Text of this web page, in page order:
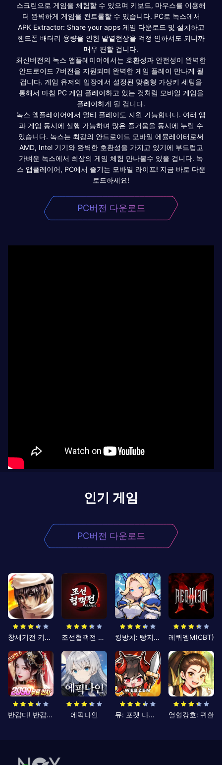
스크린으로 게임을 체험할 수 있으며 키보드, 마우스를 이용해
더 완벽하게 게임을 컨트롤할 수 있습니다. PC로 녹스에서
APK Extractor: Share your apps 게임 다운로드 및 설치하고
핸드폰 배터리 용량을 인한 발열현상을 걱정 안하셔도 되니까
매우 편할 겁니다.
최신버전의 녹스 앱플레이어에서는 호환성과 안전성이 완벽한
안드로이드 7버전을 지원되며 완벽한 게임 플레이 만나게 될
겁니다. 게임 유저의 입장에서 설정된 맞춤형 가상키 세팅을
통해서 마침 PC 게임 플레이하고 있는 것처럼 모바일 게임을
플레이하게 될 겁니다.
녹스 앱플레이어에서 멀티 플레이도 지원 가능합니다. 여러 앱
과 게임 동시에 실행 가능하며 많은 즐거움을 동시에 누릴 수
있습니다. 녹스는 최강의 안드로이드 모바일 에뮬레이터로써
AMD, Intel 기기와 완벽한 호환성을 가지고 있기에 부드럽고
가벼운 녹스에서 최상의 게임 체험 만나볼수 있을 겁니다. 녹
스 앱플레이어, PC에서 즐기는 모바일 라이프! 지금 바로 다운
로드하세요!
PC버전 다운로드
인기 게임
PC버전 다운로드
창세기전 키우기 조선협객전 클래식 킹방치: 빵지의 제왕 레퀴엠M(CBT)
반갑다! 반갑삼국지 에픽나인 뮤: 포켓 나이츠 열혈강호: 귀환